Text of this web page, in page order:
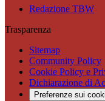
Redazione TBW
Trasparenza
Sitemap
Community Policy
Cookie Policy e
Dichiarazione di
Preferenze sui